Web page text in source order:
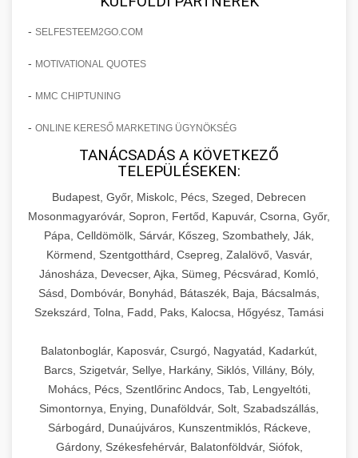
- SELFESTEEM2GO.COM
- MOTIVATIONAL QUOTES
- MMC CHIPTUNING
- ONLINE KERESŐ MARKETING ÜGYNÖKSÉG
TANÁCSADÁS A KÖVETKEZŐ
TELEPÜLÉSEKEN:
Budapest, Győr, Miskolc, Pécs, Szeged, Debrecen
Mosonmagyaróvár, Sopron, Fertőd, Kapuvár, Csorna, Győr,
Pápa, Celldömölk, Sárvár, Kőszeg, Szombathely, Ják,
Körmend, Szentgotthárd, Csepreg, Zalalövő, Vasvár,
Jánosháza, Devecser, Ajka, Sümeg, Pécsvárad, Komló,
Sásd, Dombóvár, Bonyhád, Bátaszék, Baja, Bácsalmás,
Szekszárd, Tolna, Fadd, Paks, Kalocsa, Hőgyész, Tamási
Balatonboglár, Kaposvár, Csurgó, Nagyatád, Kadarkút,
Barcs, Szigetvár, Sellye, Harkány, Siklós, Villány, Bóly,
Mohács, Pécs, Szentlőrinc Andocs, Tab, Lengyeltóti,
Simontornya, Enying, Dunaföldvár, Solt, Szabadszállás,
Sárbogárd, Dunaújváros, Kunszentmiklós, Ráckeve,
Gárdony, Székesfehérvár, Balatonföldvár, Siófok,